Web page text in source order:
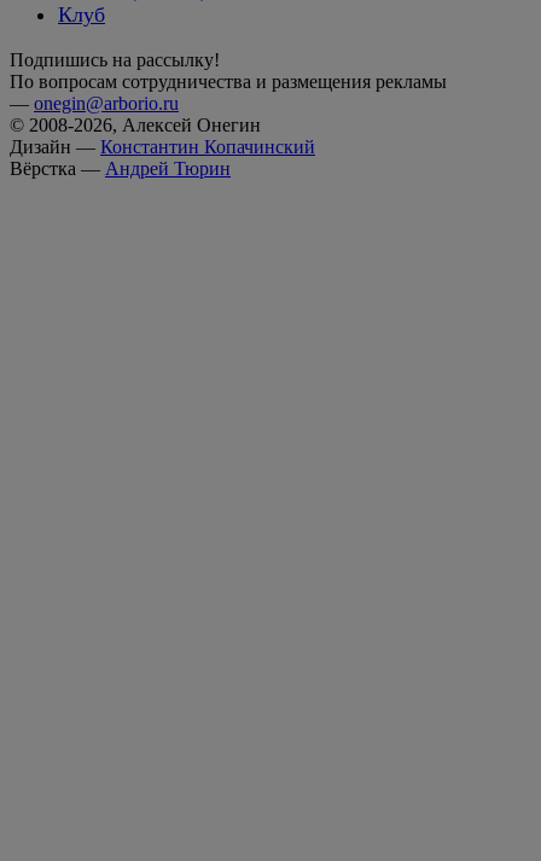
Клуб
Подпишись на рассылку!
По вопросам сотрудничества и размещения рекламы
— onegin@arborio.ru
© 2008-2026, Алексей Онегин
Дизайн — Константин Копачинский
Вёрстка — Андрей Тюрин